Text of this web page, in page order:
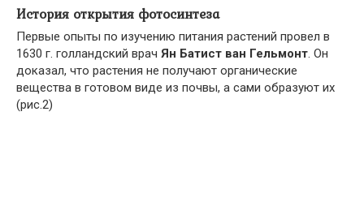
История открытия фотосинтеза
Первые опыты по изучению питания растений провел в
1630 г. голландский врач Ян Батист ван Гельмонт . Он
доказал, что растения не получают органические
вещества в готовом виде из почвы, а сами образуют их
(рис.2)